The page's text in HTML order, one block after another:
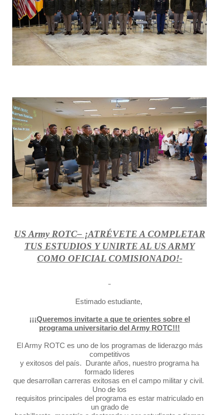
US Army ROTC– ¡ATRÉVETE A COMPLETAR
TUS ESTUDIOS Y UNIRTE AL US ARMY
COMO OFICIAL COMISIONADO!-
Estimado estudiante,
¡¡¡Queremos invitarte a que te orientes sobre el
programa universitario del Army ROTC!!!
El Army ROTC es uno de los programas de liderazgo más
competitivos
y exitosos del país. Durante años, nuestro programa ha
formado líderes
que desarrollan carreras exitosas en el campo militar y civil.
Uno de los
requisitos principales del programa es estar matriculado en
un grado de